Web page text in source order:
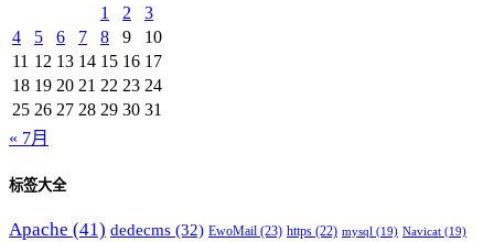
1
2
3
4
5 6 7 8 9
10
11 12 13 14 15 16 17
18 19 20 21 22 23 24
25 26 27 28 29 30 31
« 7月
标签大全
Apache (41) dedecms (32) EwoMail (23) https (22) mysql (19) Navicat (19)